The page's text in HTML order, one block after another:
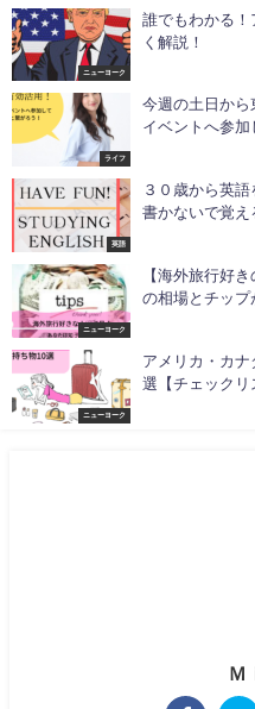
ニューヨーク
誰でもわかる！
く解説！
ライフ
今週の土日から
イベントへ参加
英語
３０歳から英
書かないで覚え
ニューヨーク
【海外旅行好
の相場とチップ
ニューヨーク
アメリカ・カ
選【チェックリ
Ｍ